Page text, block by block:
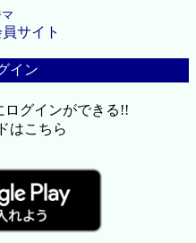
サイト
イン
ログインができる!!
はこちら